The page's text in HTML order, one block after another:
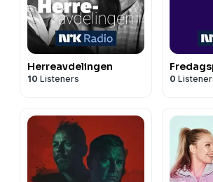
Herreavdelingen
10 Listeners 0